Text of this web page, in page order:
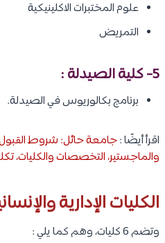
علوم المختبرات الاكلينيكية
التمريض
5- كلية الصيدلة :
برنامج بكالوريوس في الصيدلة.
اقرأ أيضًا :جامعة حائل: شروط القبول
والماجستير، التخصصات والكليات،
الكليات الإدارية
وتضم 6 كليات، وهم كما يلي :